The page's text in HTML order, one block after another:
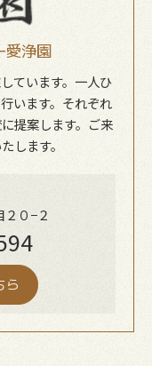
愛浄園
ています。一人ひ
います。それぞれ
提案します。ご来
します。
０−２
ら